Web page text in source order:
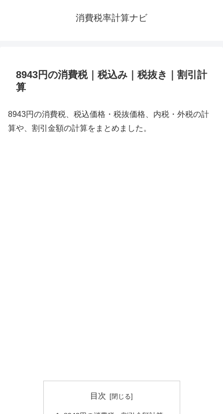
消費税率計算ナビ
8943円の消費税｜税込み｜税抜き｜割引計
算
8943円の消費税、税込価格・税抜価格、内税・外税の計
算や、割引金額の計算をまとめました。
目次